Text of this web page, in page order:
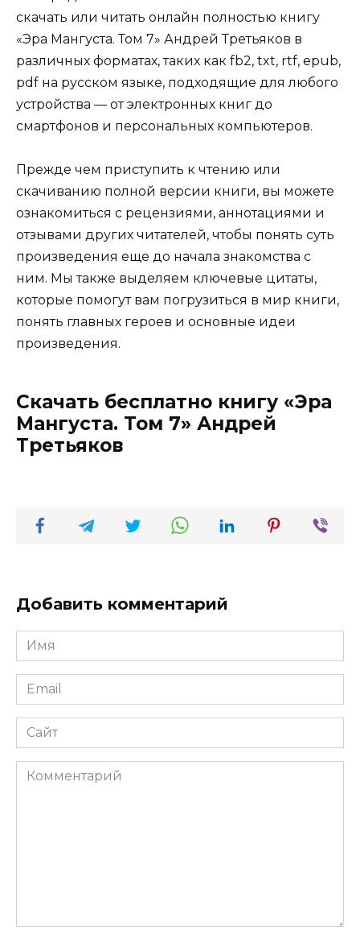
скачать или читать онлайн полностью книгу
«Эра Мангуста. Том 7» Андрей Третьяков в
различных форматах, таких как fb2, txt, rtf, epub,
pdf на русском языке, подходящие для любого
устройства — от электронных книг до
смартфонов и персональных компьютеров.
Прежде чем приступить к чтению или
скачиванию полной версии книги, вы можете
ознакомиться с рецензиями, аннотациями и
отзывами других читателей, чтобы понять суть
произведения еще до начала знакомства с
ним. Мы также выделяем ключевые цитаты,
которые помогут вам погрузиться в мир книги,
понять главных героев и основные идеи
произведения.
Скачать бесплатно книгу «Эра
Мангуста. Том 7» Андрей
Третьяков
Добавить комментарий
Имя
*
Email
*
Сайт
Комментарий